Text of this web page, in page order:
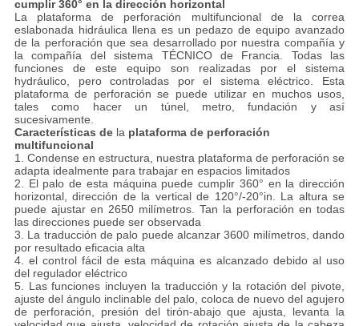
DE
PRIVACIDAD
cumplir 360° en la dirección horizontal
La plataforma de perforación multifuncional de la correa
eslabonada hidráulica llena es un pedazo de equipo avanzado
de la perforación que sea desarrollado por nuestra compañía y
la compañía del sistema TÉCNICO de Francia. Todas las
funciones de este equipo son realizadas por el sistema
hydráulico, pero controladas por el sistema eléctrico. Esta
plataforma de perforación se puede utilizar en muchos usos,
tales como hacer un túnel, metro, fundación y así
sucesivamente.
Características dela plataforma de perforación
multifuncional
1. Condense en estructura, nuestra plataforma de perforación se
adapta idealmente para trabajar en espacios limitados
2. El palo de esta máquina puede cumplir 360° en la dirección
horizontal, dirección de la vertical de 120°/-20°in. La altura se
puede ajustar en 2650 milímetros. Tan la perforación en todas
las direcciones puede ser observada
3. La traducción de palo puede alcanzar 3600 milímetros, dando
por resultado eficacia alta
4. el control fácil de esta máquina es alcanzado debido al uso
del regulador eléctrico
5. Las funciones incluyen la traducción y la rotación del pivote,
ajuste del ángulo inclinable del palo, coloca de nuevo del agujero
de perforación, presión del tirón-abajo que ajusta, levanta la